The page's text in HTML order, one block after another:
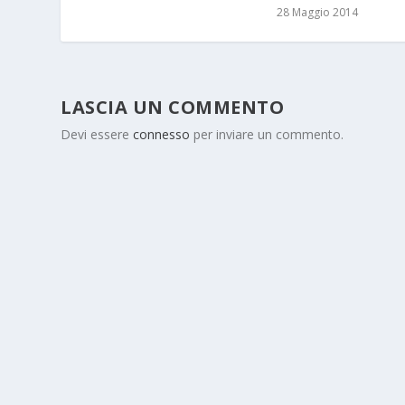
28 Maggio 2014
LASCIA UN COMMENTO
Devi essereconnesso per inviare un commento.